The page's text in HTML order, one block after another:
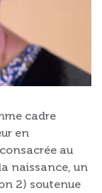
cadre
en
au
naissance, un
2) soutenue